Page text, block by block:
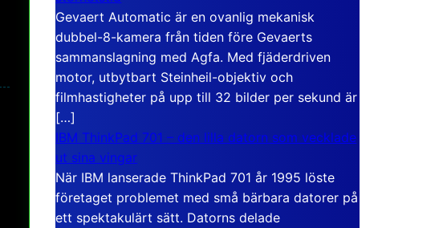
Gevaert Automatic är en ovanlig mekanisk
dubbel-8-kamera från tiden före Gevaerts
sammanslagning med Agfa. Med fjäderdriven
motor, utbytbart Steinheil-objektiv och
filmhastigheter på upp till 32 bilder per sekund är
[…]
IBM ThinkPad 701 – den lilla datorn som vecklade
ut sina vingar
När IBM lanserade ThinkPad 701 år 1995 löste
företaget problemet med små bärbara datorer på
ett spektakulärt sätt. Datorns delade